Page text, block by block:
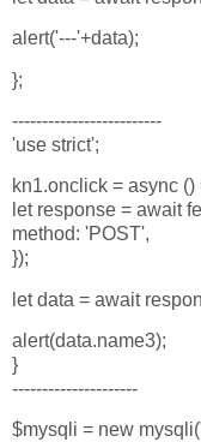
alert('---'+data);
};
-------------------------
'use strict';
kn1.onclick = async ()
let response = await
method: 'POST',
});
let data = await
alert(data.name3);
}
---------------------
$mysqli = new